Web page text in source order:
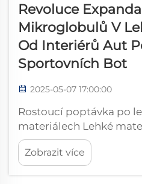
Revoluce
Mikroglobulů V
Od Interiérů Aut
Sportovních Bot
2025-05-07 17:00:00
Rostoucí poptávka po
materiálech Lehké
větší popularitu v
zejména v
průmyslu. Tento trend
Zobrazit více